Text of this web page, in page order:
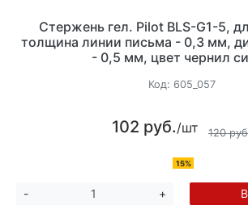
Стержень гел. Pilot BLS-G1-5,
толщина линии письма - 0,3 мм,
- 0,5 мм, цвет чернил
Код: 605_057
102 руб./шт 120
15%
- +